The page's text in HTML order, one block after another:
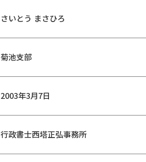
さいとう まさひろ
菊池支部
2003年3月7日
行政書士西塔正弘事務所